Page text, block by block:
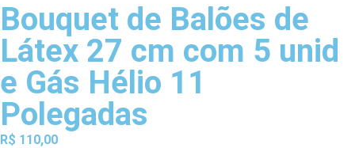
Bouquet de Balões de
Látex 27 cm com 5 unid
e Gás Hélio 11
Polegadas
R$ 110,00